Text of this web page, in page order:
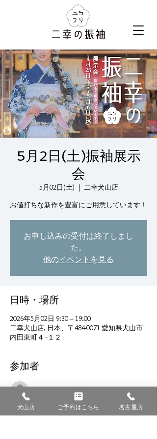
5月2日(土)振袖展示
会
5月02日(土)
  |
二幸犬山店
お値打ちな新作を豊富にご用意しています！
お申し込みの受付は終了しまし
た。
他のイベントを見る
日時・場所
2026年5月02日 9:30 – 19:00
二幸犬山店, 日本、〒484-0071 愛知県犬山市
内田東町４−１２
参加者
犬山店 ご予約はこちら 名古屋店